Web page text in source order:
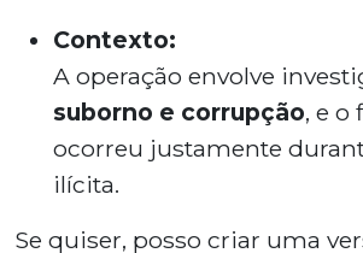
Contexto:
A operação envolve
suborno e corrupção, e o
ocorreu justamente
ilícita.
Se quiser, posso criar uma